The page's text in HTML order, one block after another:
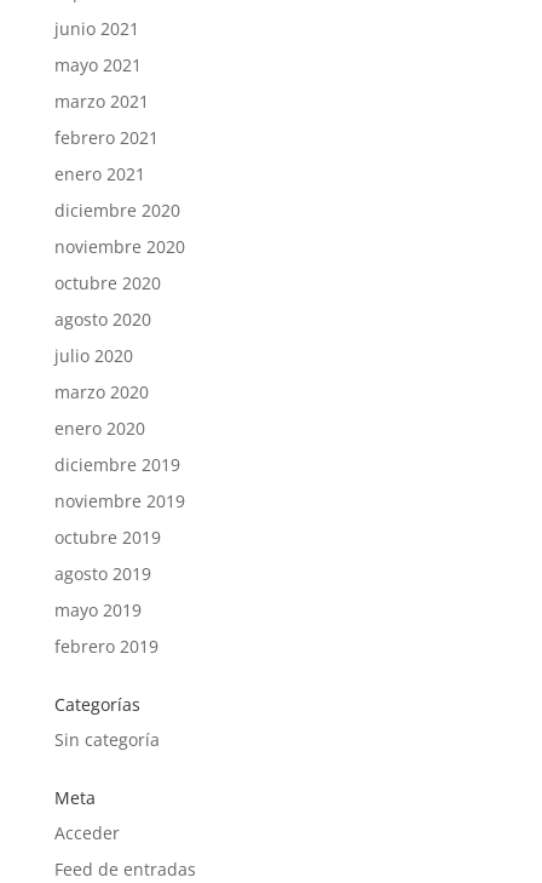
junio 2021
mayo 2021
marzo 2021
febrero 2021
enero 2021
diciembre 2020
noviembre 2020
octubre 2020
agosto 2020
julio 2020
marzo 2020
enero 2020
diciembre 2019
noviembre 2019
octubre 2019
agosto 2019
mayo 2019
febrero 2019
Categorías
Sin categoría
Meta
Acceder
Feed de entradas